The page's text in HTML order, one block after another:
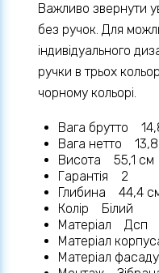
Важливо звернути
без ручок. Для
індивідуального
ручки в трьох
чорному кольорі.
Вага брутто
Вага нетто 13,8
Висота 55,1 см
Гарантія 2
Глибина 44,4
Колір Білий
Матеріал Дсп
Матеріал
Матеріал